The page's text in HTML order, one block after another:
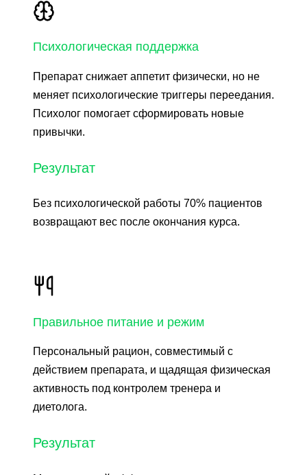
Психологическая поддержка
Препарат снижает аппетит физически, но не
меняет психологические триггеры переедания.
Психолог помогает сформировать новые
привычки.
Результат
Без психологической работы 70% пациентов
возвращают вес после окончания курса.
Правильное питание и режим
Персональный рацион, совместимый с
действием препарата, и щадящая физическая
активность под контролем тренера и
диетолога.
Результат